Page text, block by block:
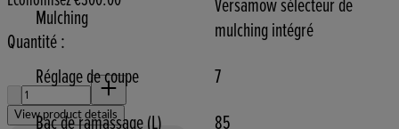
Mulching
Versamow sélecteur de
mulching intégré
Réglage de coupe
7
Bac de ramassage (L)
85
Quantité :
Quantité :
View product details